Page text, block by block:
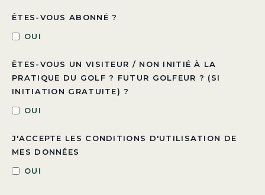
ÊTES-VOUS ABONNÉ ?
OUI
ÊTES-VOUS UN VISITEUR / NON INITIÉ À LA
PRATIQUE DU GOLF ? FUTUR GOLFEUR ? (SI
INITIATION GRATUITE) ?
OUI
J'ACCEPTE LES CONDITIONS D'UTILISATION DE
MES DONNÉES
OUI